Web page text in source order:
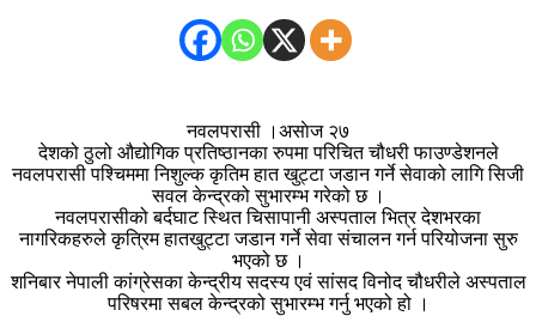
नवलपरासी ।असाेज २७
देशको ठुलो औद्योगिक प्रतिष्ठानका रुपमा परिचित चौधरी फाउण्डेशनले
नवलपरासी पश्चिममा निशुल्क कृतिम हात खुट्टा जडान गर्ने सेवाको लागि सिजी
सवल केन्द्रको सुभारम्भ गरेको छ ।
नवलपरासीको बर्दघाट स्थित चिसापानी अस्पताल भित्र देशभरका
नागरिकहरुले कृत्रिम हातखुट्टा जडान गर्ने सेवा संचालन गर्न परियोजना सुरु
भएको छ ।
शनिबार नेपाली कांग्रेसका केन्द्रीय सदस्य एवं सांसद विनोद चौधरीले अस्पताल
परिषरमा सबल केन्द्रको सुभारम्भ गर्नु भएको हो ।